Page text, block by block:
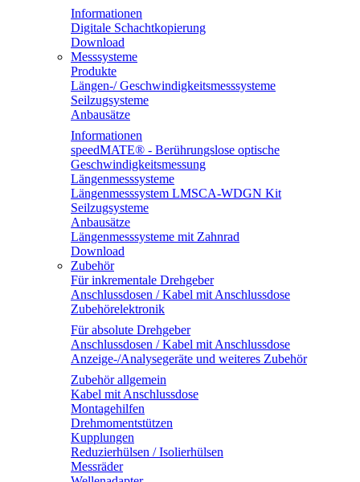
Informationen
Digitale Schachtkopierung
Download
Messsysteme
Produkte
Längen-/ Geschwindigkeitsmesssysteme
Seilzugsysteme
Anbausätze
Informationen
speedMATE® - Berührungslose optische
Geschwindigkeitsmessung
Längenmesssysteme
Längenmesssystem LMSCA-WDGN Kit
Seilzugsysteme
Anbausätze
Längenmesssysteme mit Zahnrad
Download
Zubehör
Für inkrementale Drehgeber
Anschlussdosen / Kabel mit Anschlussdose
Zubehörelektronik
Für absolute Drehgeber
Anschlussdosen / Kabel mit Anschlussdose
Anzeige-/Analysegeräte und weiteres Zubehör
Zubehör allgemein
Kabel mit Anschlussdose
Montagehilfen
Drehmomentstützen
Kupplungen
Reduzierhülsen / Isolierhülsen
Messräder